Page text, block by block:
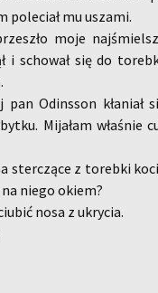
po­le­ciał mu usza­mi.
moje
i scho­wał się do
Od­ins­son kła­niał
Mi­ja­łam wła­śnie
ster­czą­ce z to­reb­ki
na niego okiem?
nosa z ukry­cia.